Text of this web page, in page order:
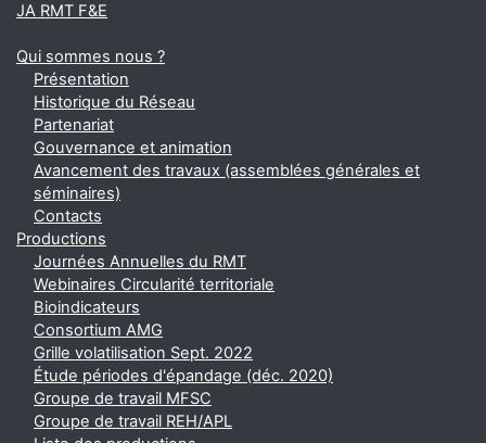
JA RMT F&E
Qui sommes nous ?
Présentation
Historique du Réseau
Partenariat
Gouvernance et animation
Avancement des travaux (assemblées générales et
séminaires)
Contacts
Productions
Journées Annuelles du RMT
Webinaires Circularité territoriale
Bioindicateurs
Consortium AMG
Grille volatilisation Sept. 2022
Étude périodes d'épandage (déc. 2020)
Groupe de travail MFSC
Groupe de travail REH/APL